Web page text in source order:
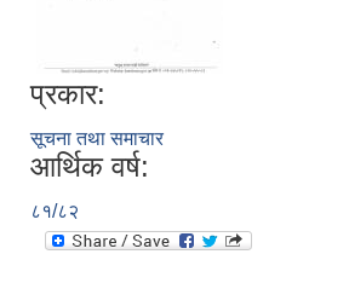
प्रकार:
सूचना तथा समाचार
आर्थिक वर्ष:
८१/८२